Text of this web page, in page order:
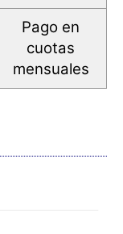
Pago en
cuotas
mensuales